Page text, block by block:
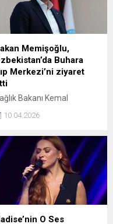
Memişoğlu,
Buhara
Merkezi’ni ziyaret
Bakanı Kemal
yılda sağlık alanında
ve bunun
şu anda
en iyi sağlık
sunabilen bir ülke
belirterek, “Bu
altyapımızı,
insan
10.04.2026
O Ses